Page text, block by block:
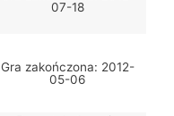
07-18
Gra zakończona: 2012-
05-06